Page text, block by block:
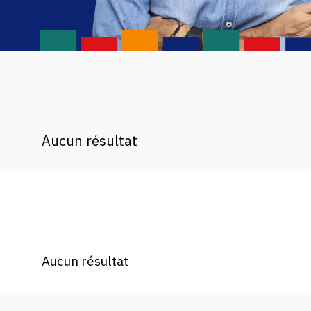
Aucun résultat
Aucun résultat